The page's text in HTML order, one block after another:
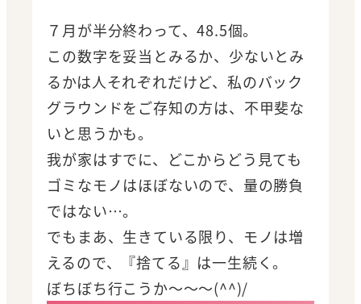
７月が半分終わって、48.5個。
この数字を妥当とみるか、少ないとみ
るかは人それぞれだけど、私のバック
グラウンドをご存知の方は、不甲斐な
いと思うかも。
我が家はすでに、どこからどう見ても
ゴミなモノはほぼないので、量の勝負
ではない…。
でもまあ、生きている限り、モノは増
えるので、『捨てる』は一生続く。
ぼちぼち行こうか～～～(^^)/